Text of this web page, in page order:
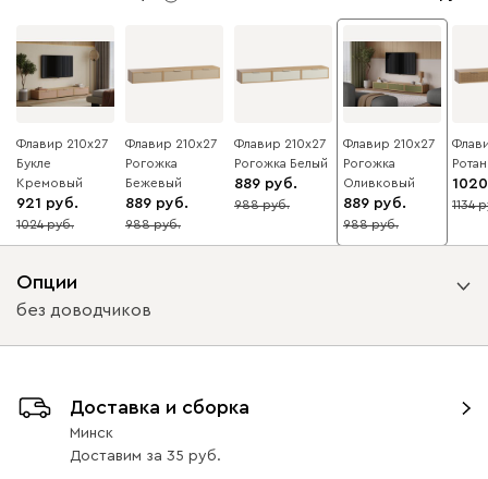
Флавир 210x27
Букле
Кремовый
921
10
1024
Флавир 210x27
Рогожка
Бежевый
889
10
988
Флавир 210x27
Рогожка Белый
889
10
988
Флавир 210x27
Рогожка
Оливковый
889
10
988
1020
10
1134
Опции
без доводчиков
без доводчиков с доводчиками
Доставка и сборка
Минск
Доставим за 35